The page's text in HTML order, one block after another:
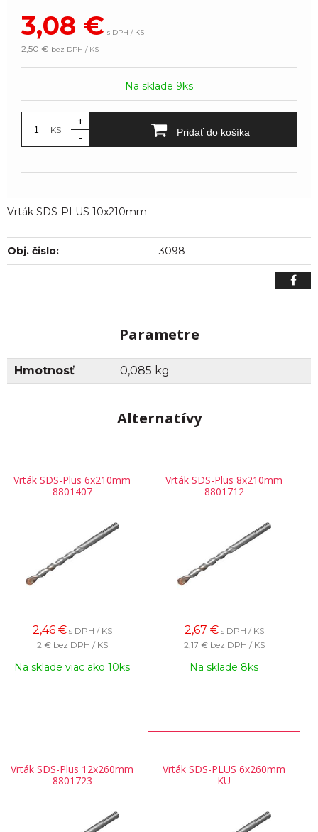
3,08 € s DPH / KS
2,50 € bez DPH / KS
Na sklade 9ks
KS
+
-
Pridať do košíka
Vrták SDS-PLUS 10x210mm
Obj. čislo: 3098
Parametre
Hmotnosť 0,085 kg
Alternatívy
Vrták SDS-Plus 6x210mm
8801407
2,46 € s DPH / KS
2 € bez DPH / KS
Na sklade viac ako 10ks
Vrták SDS-Plus 8x210mm
8801712
2,67 € s DPH / KS
2,17 € bez DPH / KS
Na sklade 8ks
Vrták SDS-Plus 12x260mm
8801723
Vrták SDS-PLUS 6x260mm
KU